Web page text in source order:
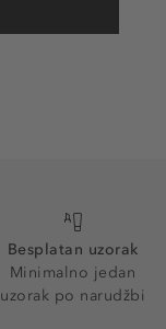
Besplatan uzorak
Minimalno jedan
uzorak po narudžbi